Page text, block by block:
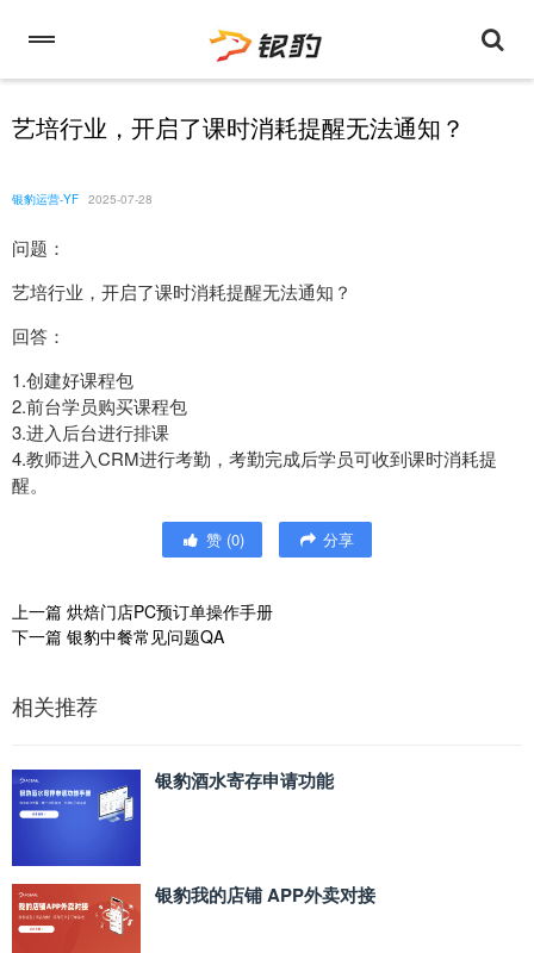
艺培行业，开启了课时消耗提醒无法通知？
银豹运营-YF 2025-07-28
问题：
艺培行业，开启了课时消耗提醒无法通知？
回答：
1.创建好课程包
2.前台学员购买课程包
3.进入后台进行排课
4.教师进入CRM进行考勤，考勤完成后学员可收到课时消耗提
醒。
赞 (0) 分享
上一篇 烘焙门店PC预订单操作手册
下一篇 银豹中餐常见问题QA
相关推荐
银豹酒水寄存申请功能
银豹我的店铺 APP外卖对接